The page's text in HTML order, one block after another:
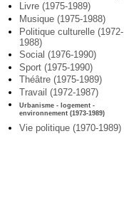
Livre (1975-1989)
Musique (1975-1988)
Politique culturelle (1972-
1988)
Social (1976-1990)
Sport (1975-1990)
Théâtre (1975-1989)
Travail (1972-1987)
Urbanisme - logement -
environnement (1973-1989)
Vie politique (1970-1989)